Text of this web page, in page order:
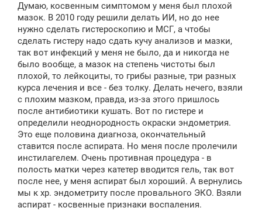
Думаю, косвенным симптомом у меня был плохой
мазок. В 2010 году решили делать ИИ, но до нее
нужно сделать гистероскопию и МСГ, а чтобы
сделать гистеру надо сдать кучу анализов и мазки,
так вот инфекций у меня не было, да и никогда не
было вообще, а мазок на степень чистоты был
плохой, то лейкоциты, то грибы разные, три разных
курса лечения и все - без толку. Делать нечего, взяли
с плохим мазком, правда, из-за этого пришлось
после антибиотики кушать. Вот по гистере и
определили неоднородность окраски эндометрия.
Это еще половина диагноза, окончательный
ставится после аспирата. Но меня после пролечили
инстилагелем. Очень противная процедура - в
полость матки через катетер вводится гель, так вот
после нее, у меня аспират был хороший. А вернулись
мы к хр. эндометриту после провального ЭКО. Взяли
аспират - косвенные признаки воспаления.